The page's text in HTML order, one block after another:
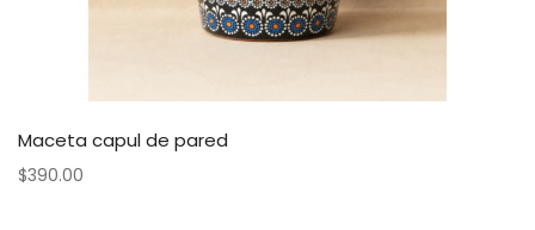
Maceta capul de pared
$390.00